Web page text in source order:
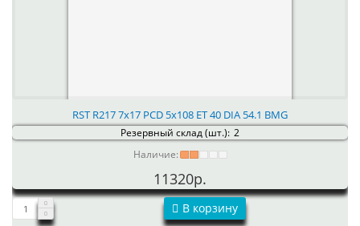
RST R217 7x17 PCD 5x108 ET 40 DIA 54.1 BMG
Резервный склад (шт.): 2
Наличие:
11320р.
В корзину